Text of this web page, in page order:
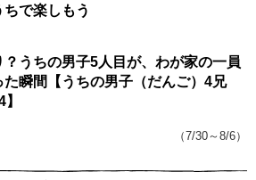
ちで楽しもう
？うちの男子5人目が、わが家の一員
た瞬間【うちの男子（だんご）4兄
（7/30～8/6）